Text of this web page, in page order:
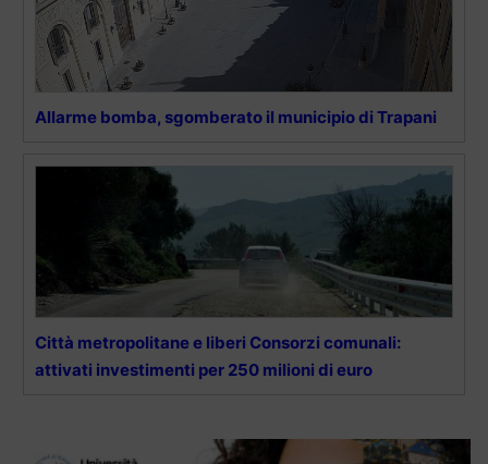
Allarme bomba, sgomberato il municipio di Trapani
Città metropolitane e liberi Consorzi comunali:
attivati investimenti per 250 milioni di euro